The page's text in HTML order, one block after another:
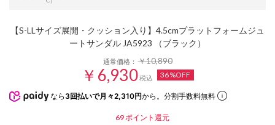
【S-LLサイズ展開・クッション入り】4.5cmプラットフォームジュ
ートサンダル JA5923 （ブラック）
通常価格：￥10,890
￥6,930税込 36%OFF
なら 3回払いで月々2,310円から。分割手数料無料
69ポイント還元